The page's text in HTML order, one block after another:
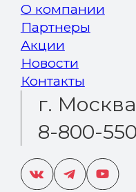
О компании
Партнеры
Акции
Новости
Контакты
г. Москва
8-800-